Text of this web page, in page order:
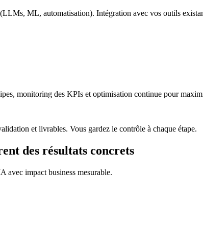
ML, automatisation). Intégration avec vos outils
monitoring des KPIs et optimisation continue pour
et livrables. Vous gardez le contrôle à chaque étape.
des résultats concrets
avec impact business mesurable.